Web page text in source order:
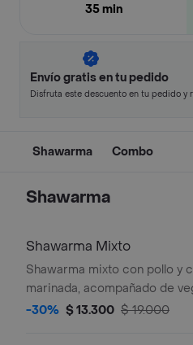
35 min
Envío gratis en tu pedido
Disfruta este descuento en tu pedido y
Shawarma Combo
Shawarma
Shawarma Mixto
Shawarma mixto con pollo y
marinada, acompañado de
frescos y salsas.
-30% $ 13.300 $ 19.000